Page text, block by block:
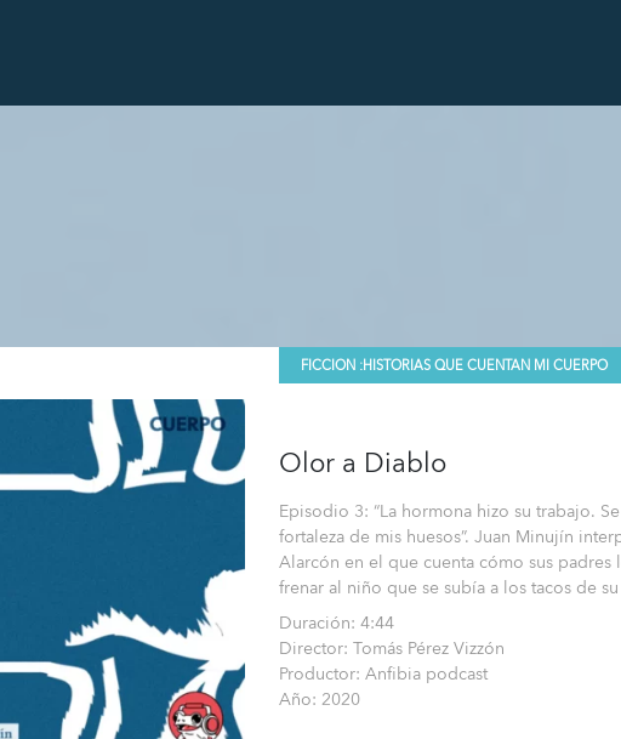
FICCION :HISTORIAS QUE CUENTAN MI CUERPO
Olor a Diablo
Episodio 3: “La hormona hizo su trabajo.
fortaleza de mis huesos”. Juan Minujín
Alarcón en el que cuenta cómo sus
frenar al niño que se subía a los tacos de
Duración: 4:44
Director: Tomás Pérez Vizzón
Productor: Anfibia podcast
Año: 2020